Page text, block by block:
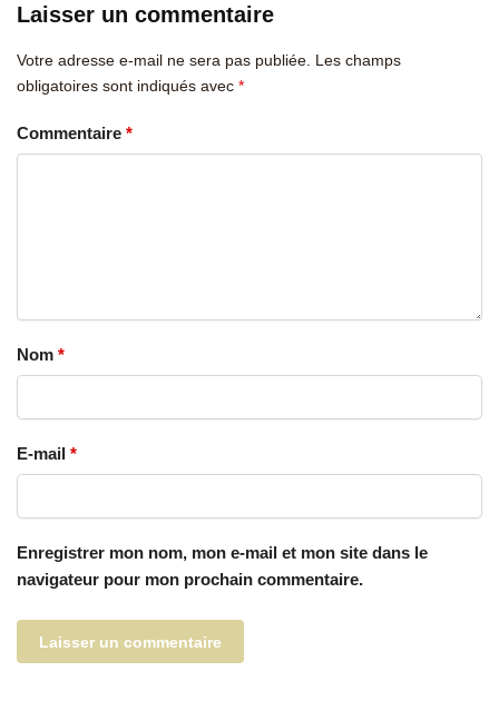
Laisser un commentaire
Votre adresse e-mail ne sera pas publiée. Les champs
obligatoires sont indiqués avec *
Commentaire *
Nom *
E-mail *
Enregistrer mon nom, mon e-mail et mon site dans le
navigateur pour mon prochain commentaire.